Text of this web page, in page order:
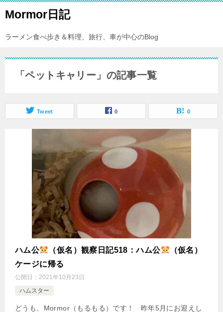
Mormor日記
ラーメン食べ歩き＆料理、旅行、車が中心のBlog
「ペットキャリー」の記事一覧
Tweet 0 0
ハム公 （仮名）観察日記518：ハム公
（仮名）
ケージに帰る
公開日： 2021年10月23日
ハムスター
どうも、Mormor（もるもる）です！ 昨年5月にお迎えし